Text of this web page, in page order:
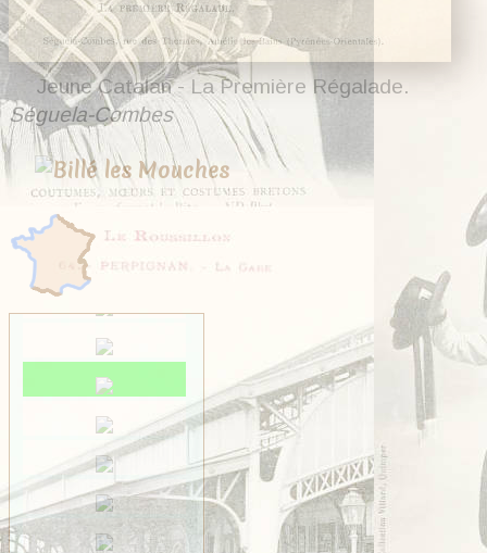
Jeune Catalan - La Première Régalade.
Séguela-Combes